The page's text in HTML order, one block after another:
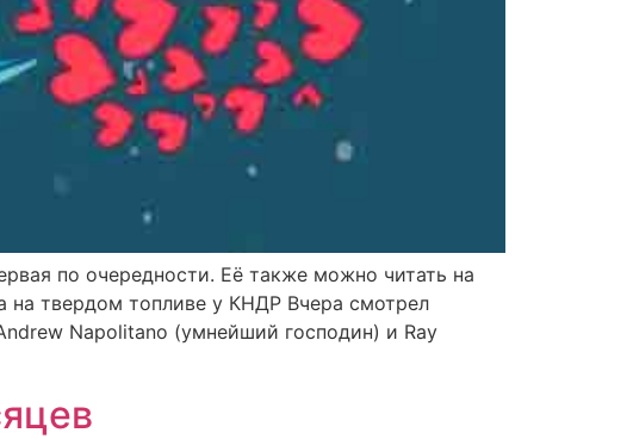
по очередности. Её также можно читать на
на твердом топливе у КНДР Вчера смотрел
Napolitano (умнейший господин) и Ray